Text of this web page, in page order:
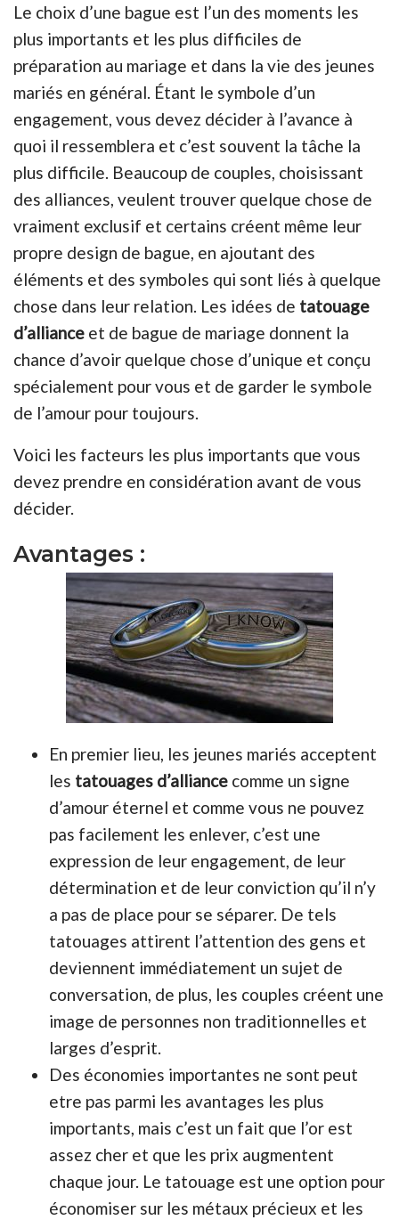
Le choix d’une bague est l’un des moments les
plus importants et les plus difficiles de
préparation au mariage et dans la vie des jeunes
mariés en général. Étant le symbole d’un
engagement, vous devez décider à l’avance à
quoi il ressemblera et c’est souvent la tâche la
plus difficile. Beaucoup de couples, choisissant
des alliances, veulent trouver quelque chose de
vraiment exclusif et certains créent même leur
propre design de bague, en ajoutant des
éléments et des symboles qui sont liés à quelque
chose dans leur relation. Les idées de tatouage
d’alliance et de bague de mariage donnent la
chance d’avoir quelque chose d’unique et conçu
spécialement pour vous et de garder le symbole
de l’amour pour toujours.
Voici les facteurs les plus importants que vous
devez prendre en considération avant de vous
décider.
Avantages :
En premier lieu, les jeunes mariés acceptent
les tatouages d’alliance comme un signe
d’amour éternel et comme vous ne pouvez
pas facilement les enlever, c’est une
expression de leur engagement, de leur
détermination et de leur conviction qu’il n’y
a pas de place pour se séparer. De tels
tatouages attirent l’attention des gens et
deviennent immédiatement un sujet de
conversation, de plus, les couples créent une
image de personnes non traditionnelles et
larges d’esprit.
Des économies importantes ne sont peut
etre pas parmi les avantages les plus
importants, mais c’est un fait que l’or est
assez cher et que les prix augmentent
chaque jour. Le tatouage est une option pour
économiser sur les métaux précieux et les